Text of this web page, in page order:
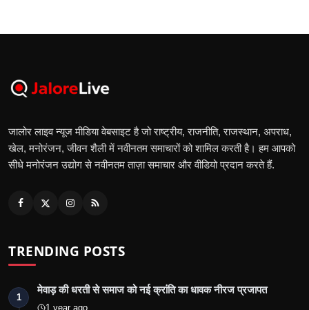
जालोर लाइव न्यूज मीडिया वेबसाइट है जो राष्ट्रीय, राजनीति, राजस्थान, अपराध,
खेल, मनोरंजन, जीवन शैली में नवीनतम समाचारों को शामिल करती है। हम आपको
सीधे मनोरंजन उद्योग से नवीनतम ताज़ा समाचार और वीडियो प्रदान करते हैं.
TRENDING POSTS
1
मेवाड़ की धरती से समाज को नई क्रांति का धावक नीरज प्रजापत
1 year ago